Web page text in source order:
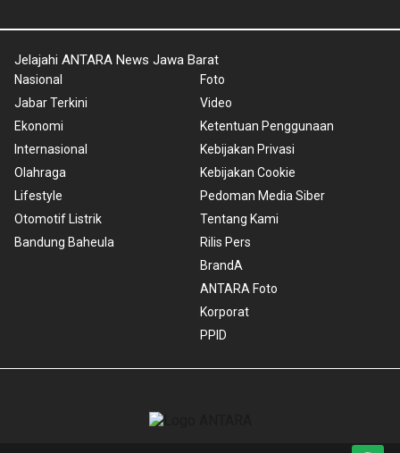
Jelajahi ANTARA News Jawa Barat
Nasional
Jabar Terkini
Ekonomi
Internasional
Olahraga
Lifestyle
Otomotif Listrik
Bandung Baheula
Foto
Video
Ketentuan Penggunaan
Kebijakan Privasi
Kebijakan Cookie
Pedoman Media Siber
Tentang Kami
Rilis Pers
BrandA
ANTARA Foto
Korporat
PPID